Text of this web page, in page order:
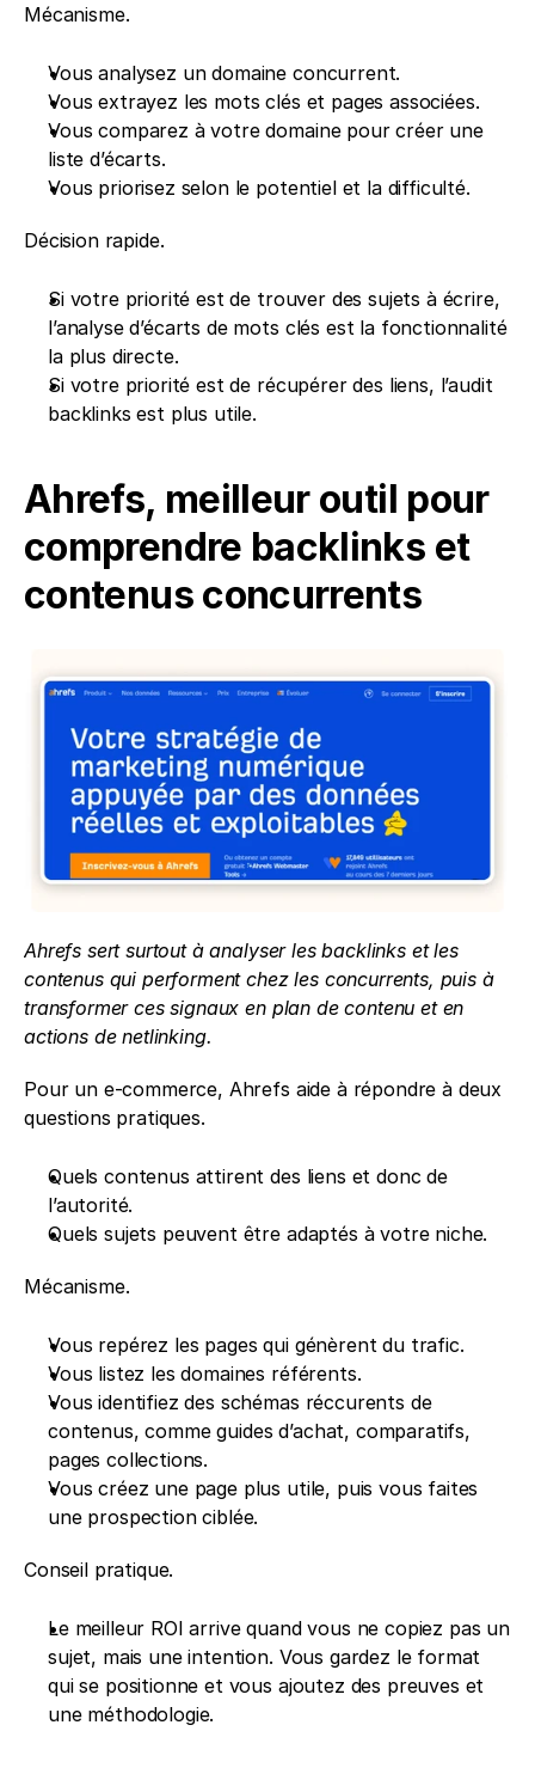
Mécanisme.
Vous analysez un domaine concurrent.
Vous extrayez les mots clés et pages associées.
Vous comparez à votre domaine pour créer une
liste d’écarts.
Vous priorisez selon le potentiel et la difficulté.
Décision rapide.
Si votre priorité est de trouver des sujets à écrire,
l’analyse d’écarts de mots clés est la fonctionnalité
la plus directe.
Si votre priorité est de récupérer des liens, l’audit
backlinks est plus utile.
Ahrefs, meilleur outil pour
comprendre backlinks et
contenus concurrents
Ahrefs sert surtout à analyser les backlinks et les
contenus qui performent chez les concurrents, puis à
transformer ces signaux en plan de contenu et en
actions de netlinking.
Pour un e-commerce, Ahrefs aide à répondre à deux
questions pratiques.
Quels contenus attirent des liens et donc de
l’autorité.
Quels sujets peuvent être adaptés à votre niche.
Mécanisme.
Vous repérez les pages qui génèrent du trafic.
Vous listez les domaines référents.
Vous identifiez des schémas réccurents de
contenus, comme guides d’achat, comparatifs,
pages collections.
Vous créez une page plus utile, puis vous faites
une prospection ciblée.
Conseil pratique.
Le meilleur ROI arrive quand vous ne copiez pas un
sujet, mais une intention. Vous gardez le format
qui se positionne et vous ajoutez des preuves et
une méthodologie.